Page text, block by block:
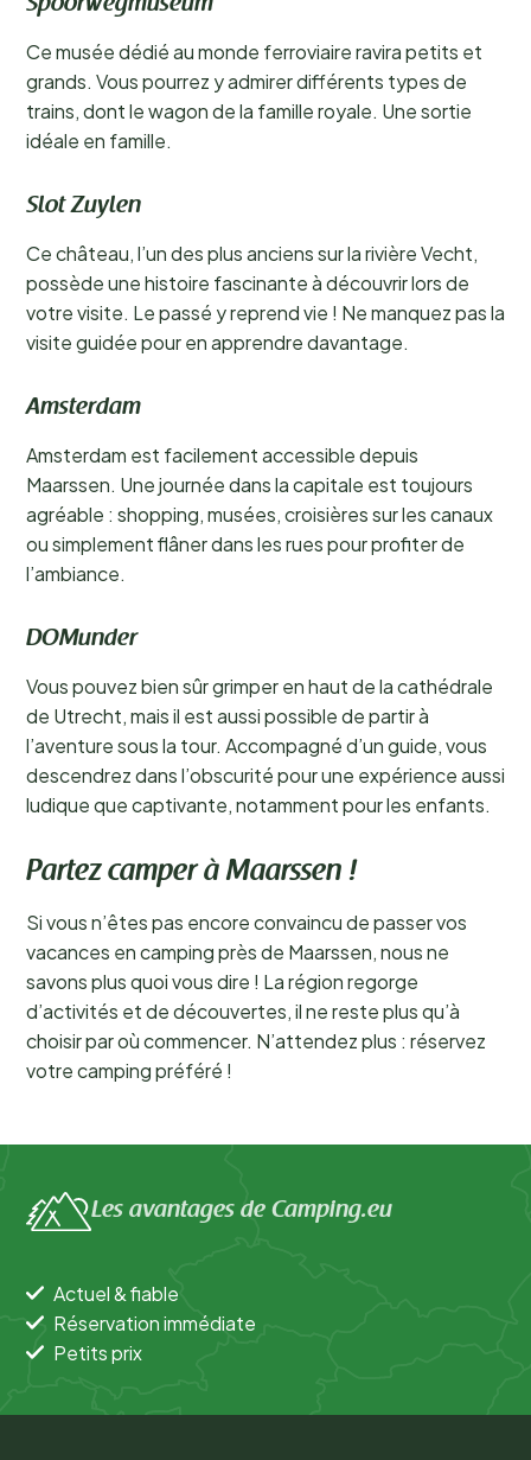
Spoorwegmuseum
Ce musée dédié au monde ferroviaire ravira petits et
grands. Vous pourrez y admirer différents types de
trains, dont le wagon de la famille royale. Une sortie
idéale en famille.
Slot Zuylen
Ce château, l’un des plus anciens sur la rivière Vecht,
possède une histoire fascinante à découvrir lors de
votre visite. Le passé y reprend vie ! Ne manquez pas la
visite guidée pour en apprendre davantage.
Amsterdam
Amsterdam est facilement accessible depuis
Maarssen. Une journée dans la capitale est toujours
agréable : shopping, musées, croisières sur les canaux
ou simplement flâner dans les rues pour profiter de
l’ambiance.
DOMunder
Vous pouvez bien sûr grimper en haut de la cathédrale
de Utrecht, mais il est aussi possible de partir à
l’aventure sous la tour. Accompagné d’un guide, vous
descendrez dans l’obscurité pour une expérience aussi
ludique que captivante, notamment pour les enfants.
Partez camper à Maarssen !
Si vous n’êtes pas encore convaincu de passer vos
vacances en camping près de Maarssen, nous ne
savons plus quoi vous dire ! La région regorge
d’activités et de découvertes, il ne reste plus qu’à
choisir par où commencer. N’attendez plus : réservez
votre camping préféré !
Les avantages de Camping.eu
Actuel & fiable
Réservation immédiate
Petits prix